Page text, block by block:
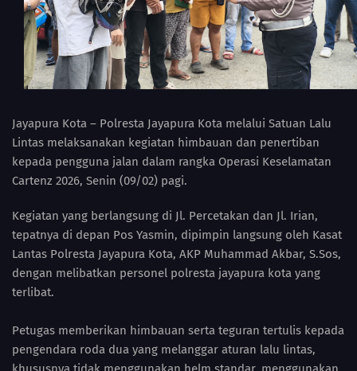
Jayapura Kota – Polresta Jayapura Kota melalui Satuan Lalu
Lintas melaksanakan kegiatan himbauan dan penertiban
kepada pengguna jalan dalam rangka Operasi Keselamatan
Cartenz 2026, Senin (09/02) pagi.
Kegiatan yang berlangsung di Jl. Percetakan dan Jl. Irian,
tepatnya di depan Pos Yasmin, dipimpin langsung oleh Kasat
Lantas Polresta Jayapura Kota, AKP Muhammad Akbar, S.Sos,
dengan melibatkan personel polresta jayapura kota yang
terlibat.
Petugas memberikan himbauan serta teguran tertulis kepada
pengendara roda dua yang melanggar aturan lalu lintas,